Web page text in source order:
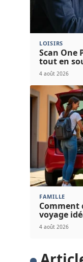
LOISIRS
Scan One
tout en
4 août 2026
FAMILLE
Comment
voyage
4 août 2026